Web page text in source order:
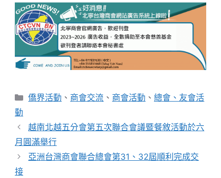
分
僑界活動 、 商會交流 、 商會活動 、總會、友會活
動
越南北越五分會第五次聯合會議暨餐敘活動於六
月圓滿舉行
亞洲台灣商會聯合總會第31、32屆順利完成交
接